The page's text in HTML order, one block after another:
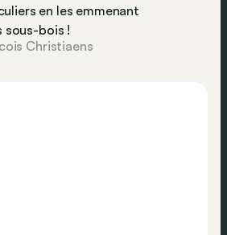
en les emmenant
sous-bois !
Christiaens